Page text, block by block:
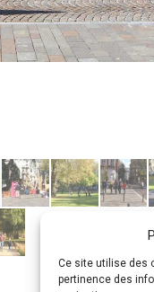
Ce site utilise des
pertinence des